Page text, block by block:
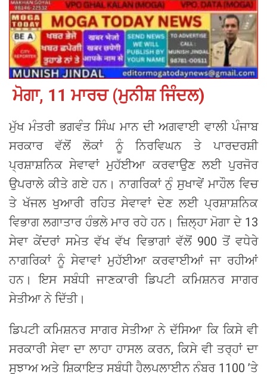
ਮੋਗਾ, 11 ਮਾਰਚ (ਮੁਨੀਸ਼ ਜਿੰਦਲ)
ਮੁੱਖ ਮੰਤਰੀ ਭਗਵੰਤ ਸਿੰਘ ਮਾਨ ਦੀ ਅਗਵਾਈ ਵਾਲੀ ਪੰਜਾਬ
ਸਰਕਾਰ ਵੱਲੋਂ ਲੋਕਾਂ ਨੂੰ ਨਿਰਵਿਘਨ ਤੇ ਪਾਰਦਰਸ਼ੀ
ਪ੍ਰਸ਼ਾਸ਼ਨਿਕ ਸੇਵਾਵਾਂ ਮੁਹੱਈਆ ਕਰਵਾਉਣ ਲਈ ਪੁਰਜੋਰ
ਉਪਰਾਲੇ ਕੀਤੇ ਗਏ ਹਨ। ਨਾਗਰਿਕਾਂ ਨੁੰ ਸੁਖਾਵੇਂ ਮਾਹੌਲ ਵਿਚ
ਤੇ ਖੱਜਲ ਖੁਆਰੀ ਰਹਿਤ ਸੇਵਾਵਾਂ ਦੇਣ ਲਈ ਪ੍ਰਸ਼ਾਸ਼ਨਿਕ
ਵਿਭਾਗ ਲਗਾਤਾਰ ਹੰਭਲੇ ਮਾਰ ਰਹੇ ਹਨ। ਜ਼ਿਲ੍ਹਾ ਮੋਗਾ ਦੇ 13
ਸੇਵਾ ਕੇਂਦਰਾਂ ਸਮੇਤ ਵੱਖ ਵੱਖ ਵਿਭਾਗਾਂ ਵੱਲੋਂ 900 ਤੋਂ ਵਧੇਰੇ
ਨਾਗਰਿਕਾਂ ਨੂੰ ਸੇਵਾਵਾਂ ਮੁਹੱਈਆ ਕਰਵਾਈਆਂ ਜਾ ਰਹੀਆਂ
ਹਨ। ਇਸ ਸਬੰਧੀ ਜਾਣਕਾਰੀ ਡਿਪਟੀ ਕਮਿਸ਼ਨਰ ਸਾਗਰ
ਸੇਤੀਆ ਨੇ ਦਿੱਤੀ।
ਡਿਪਟੀ ਕਮਿਸ਼ਨਰ ਸਾਗਰ ਸੇਤੀਆ ਨੇ ਦੱਸਿਆ ਕਿ ਕਿਸੇ ਵੀ
ਸਰਕਾਰੀ ਸੇਵਾ ਦਾ ਲਾਹਾ ਹਾਸਲ ਕਰਨ, ਕਿਸੇ ਵੀ ਤਰ੍ਹਾਂ ਦਾ
ਸੁਝਾਅ ਅਤੇ ਸ਼ਿਕਾਇਤ ਸਬੰਧੀ ਹੈਲਪਲਾਈਨ ਨੰਬਰ 1100 ’ਤੇ